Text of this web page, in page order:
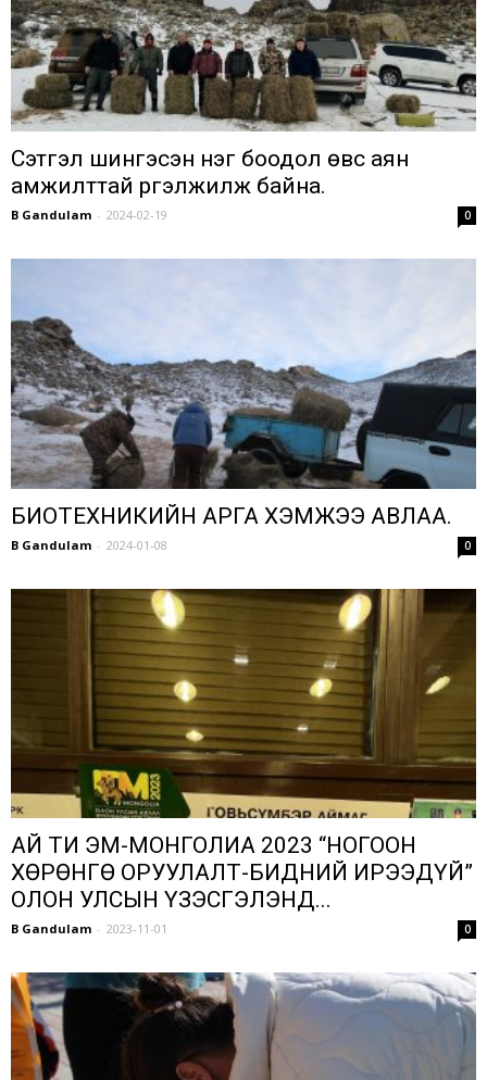
Сэтгэл шингэсэн нэг боодол өвс аян
амжилттай үргэлжилж байна.
B Gandulam - 2024-02-19 0
БИОТЕХНИКИЙН АРГА ХЭМЖЭЭ АВЛАА.
B Gandulam - 2024-01-08 0
АЙ ТИ ЭМ-МОНГОЛИА 2023 “НОГООН
ХӨРӨНГӨ ОРУУЛАЛТ-БИДНИЙ ИРЭЭДҮЙ”
ОЛОН УЛСЫН ҮЗЭСГЭЛЭНД...
B Gandulam - 2023-11-01 0